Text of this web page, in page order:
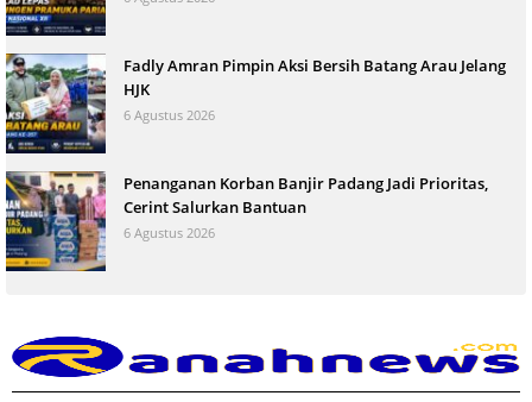
Fadly Amran Pimpin Aksi Bersih Batang Arau Jelang
HJK
6 Agustus 2026
Penanganan Korban Banjir Padang Jadi Prioritas,
Cerint Salurkan Bantuan
6 Agustus 2026